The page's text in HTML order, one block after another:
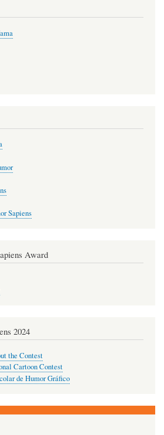
Sapiens
Award
2024
the Contest
Cartoon Contest
de Humor Gráfico